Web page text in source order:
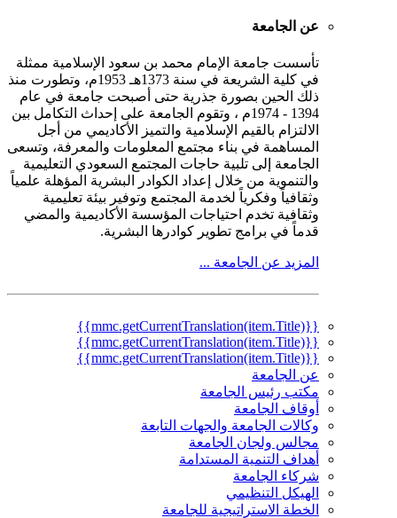
عن الجامعة
تأسست جامعة الإمام محمد بن سعود الإسلامية ممثلة
في كلية الشريعة في سنة 1373هـ 1953م، وتطورت منذ
ذلك الحين بصورة جذرية حتى أصبحت جامعة في عام
1394 - 1974م ، وتقوم الجامعة على إحداث التكامل بين
الالتزام بالقيم الإسلامية والتميز الأكاديمي من أجل
المساهمة في بناء مجتمع المعلومات والمعرفة، وتسعى
الجامعة إلى تلبية حاجات المجتمع السعودي التعليمية
والتنموية من خلال إعداد الكوادر البشرية المؤهلة علمياً
وثقافياً وفكرياً لخدمة المجتمع وتوفير بيئة تعليمية
وثقافية تخدم احتياجات المؤسسة الأكاديمية والمضي
قدماً في برامج تطوير كوادرها البشرية.
المزيد عن الجامعة ...
عن الجامعة
مكتب رئيس الجامعة
أوقاف الجامعة
وكالات الجامعة والجهات التابعة
مجالس ولجان الجامعة
أهداف التنمية المستدامة
شركاء الجامعة
الهيكل التنظيمي
الخطة الاستراتيجية للجامعة